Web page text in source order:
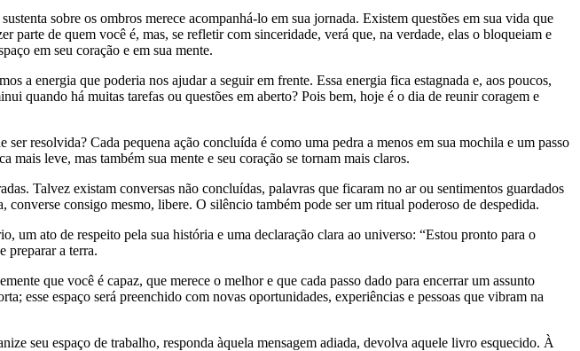
sobre os ombros merece acompanhá-lo em sua jornada. Existem questões em sua vida que
de quem você é, mas, se refletir com sinceridade, verá que, na verdade, elas o bloqueiam e
em seu coração e em sua mente.
a energia que poderia nos ajudar a seguir em frente. Essa energia fica estagnada e, aos poucos,
quando há muitas tarefas ou questões em aberto? Pois bem, hoje é o dia de reunir coragem e
resolvida? Cada pequena ação concluída é como uma pedra a menos em sua mochila e um passo
mais leve, mas também sua mente e seu coração se tornam mais claros.
Talvez existam conversas não concluídas, palavras que ficaram no ar ou sentimentos guardados
consigo mesmo, libere. O silêncio também pode ser um ritual poderoso de despedida.
um ato de respeito pela sua história e uma declaração clara ao universo: “Estou pronto para o
preparar a terra.
que você é capaz, que merece o melhor e que cada passo dado para encerrar um assunto
esse espaço será preenchido com novas oportunidades, experiências e pessoas que vibram na
seu espaço de trabalho, responda àquela mensagem adiada, devolva aquele livro esquecido. À